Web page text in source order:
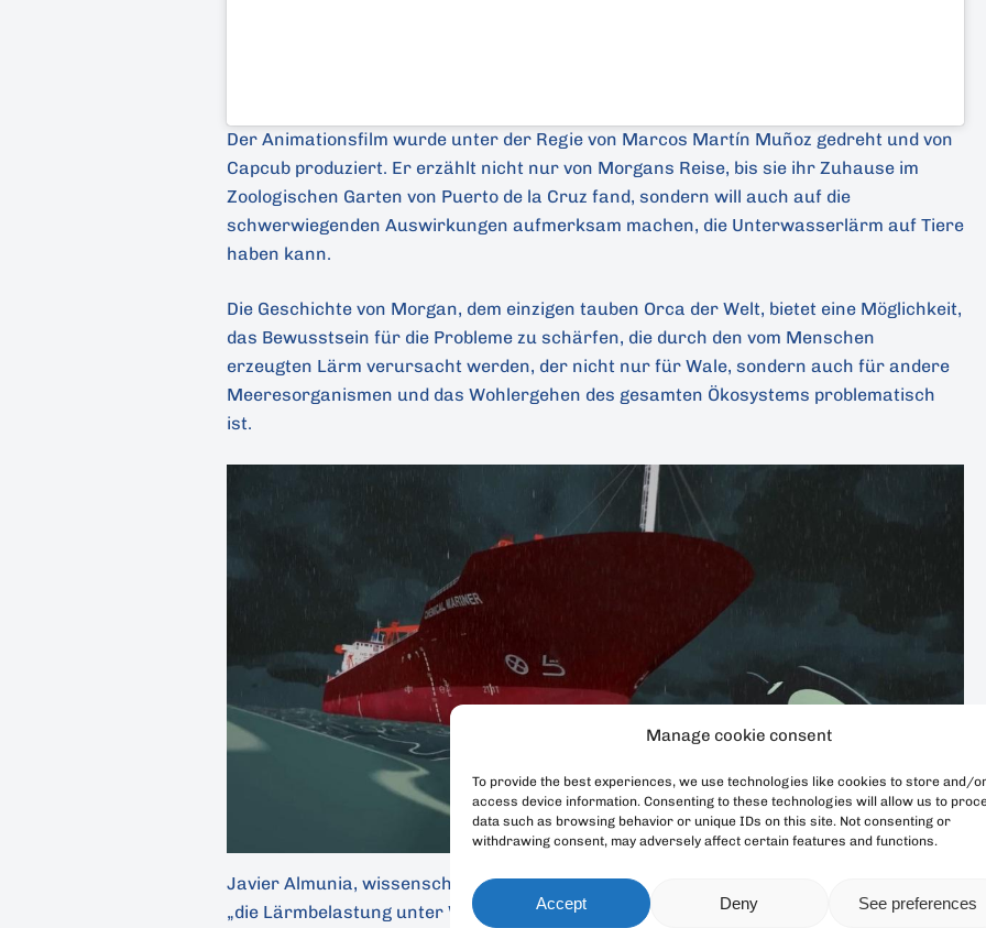
Manage cookie consent
To provide the best experiences, we use technologies like cookies to store and/
access device information. Consenting to these technologies will allow us to
data such as browsing behavior or unique IDs on this site. Not consenting or
withdrawing consent, may adversely affect certain features and functions.
Accept Deny See preferences
Der Animationsfilm wurde unter der Regie von Marcos Martín Muñoz gedreht und von
Capcub produziert. Er erzählt nicht nur von Morgans Reise, bis sie ihr Zuhause im
Zoologischen Garten von Puerto de la Cruz fand, sondern will auch auf die
schwerwiegenden Auswirkungen aufmerksam machen, die Unterwasserlärm auf Tiere
haben kann.
Die Geschichte von Morgan, dem einzigen tauben Orca der Welt, bietet eine Möglichkeit,
das Bewusstsein für die Probleme zu schärfen, die durch den vom Menschen
erzeugten Lärm verursacht werden, der nicht nur für Wale, sondern auch für andere
Meeresorganismen und das Wohlergehen des gesamten Ökosystems problematisch
ist.
Javier Almunia, wissenschaftlicher Direktor der Loro Parque Fundación, betont, dass
„die Lärmbelastung unter Wasser ein zunehmendes Problem ist, das die